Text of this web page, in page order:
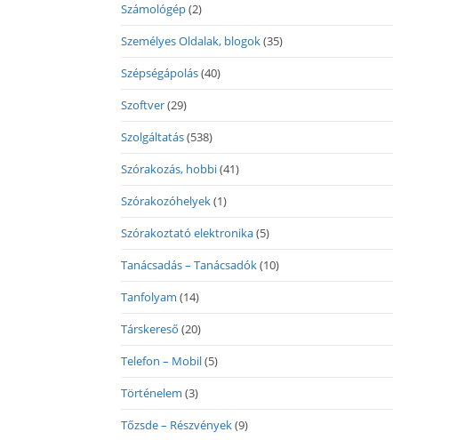
Számológép(2)
Személyes Oldalak, blogok(35)
Szépségápolás(40)
Szoftver(29)
Szolgáltatás(538)
Szórakozás, hobbi(41)
Szórakozóhelyek(1)
Szórakoztató elektronika(5)
Tanácsadás – Tanácsadók(10)
Tanfolyam (14)
Társkereső (20)
Telefon – Mobil(5)
Történelem (3)
Tőzsde – Részvények(9)